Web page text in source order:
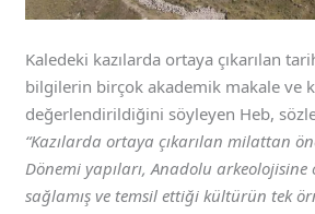
Kaledeki kazılarda ortaya çıkarılan
bilgilerin birçok akademik makale ve
değerlendirildiğini söyleyen Heb,
“Kazılarda ortaya çıkarılan milattan
Dönemi yapıları, Anadolu arkeolojisine
sağlamış ve temsil ettiği kültürün tek